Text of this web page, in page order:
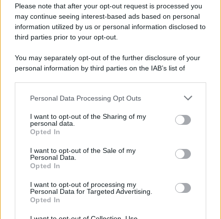
Please note that after your opt-out request is processed you
may continue seeing interest-based ads based on personal
information utilized by us or personal information disclosed to
third parties prior to your opt-out.
You may separately opt-out of the further disclosure of your
personal information by third parties on the IAB’s list of
This information may also be disclosed by us to third parties
disclose it to other third parties.
Please note that this website/app uses one or more Google
services and may gather and store information including but
not limited to your visit or usage behaviour. You may click to
grant or deny consent to Google and its third-party tags to
consent section.
Personal Data Processing Opt Outs
I want to opt-out of the Sharing of my
personal data.
Opted In
I want to opt-out of the Sale of my
Personal Data.
Opted In
I want to opt-out of processing my
Personal Data for Targeted Advertising.
Opted In